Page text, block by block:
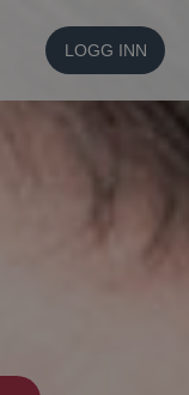
LOGG INN